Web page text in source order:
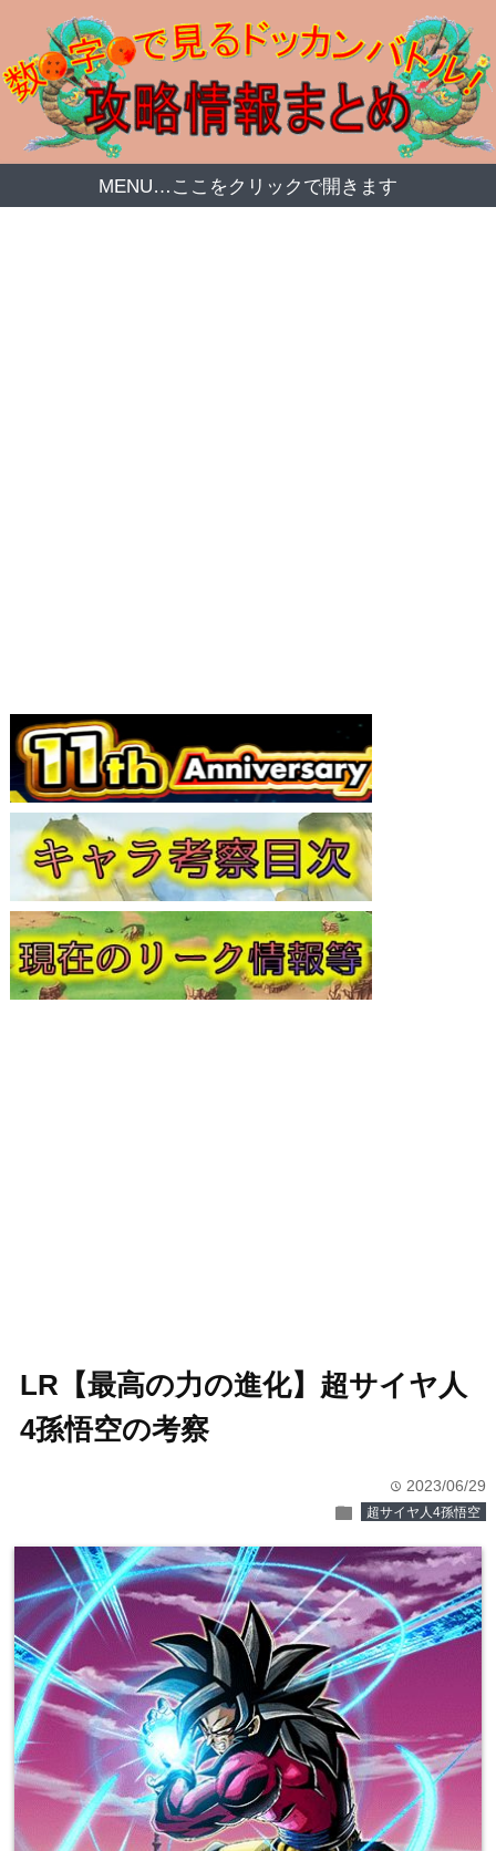
MENU…ここをクリックで開きます
LR【最高の力の進化】超サイヤ人
4孫悟空の考察
time 2023/06/29
folder 超サイヤ人4孫悟空